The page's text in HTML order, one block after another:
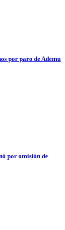
por paro de Ademu
por omisión de